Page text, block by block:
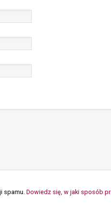
spamu. Dowiedz się, w jaki sposób